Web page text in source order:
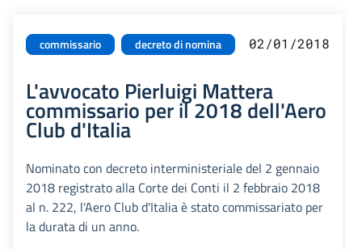
commissario decreto di nomina 02/01/2018
L'avvocato Pierluigi Mattera
commissario per il 2018 dell'Aero
Club d'Italia
Nominato con decreto interministeriale del 2 gennaio
2018 registrato alla Corte dei Conti il 2 febbraio 2018
al n. 222, l'Aero Club d'Italia è stato commissariato per
la durata di un anno.